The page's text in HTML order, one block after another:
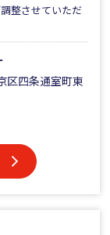
整させていただ
四条通室町東